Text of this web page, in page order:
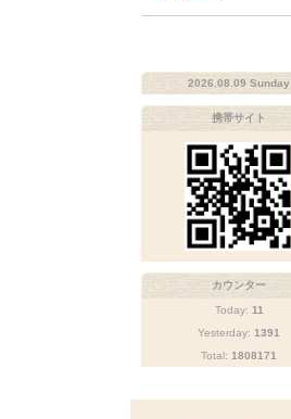
2026.08.09 Sunday
携帯サイト
カウンター
Today: 11
Yesterday: 1391
Total: 1808171